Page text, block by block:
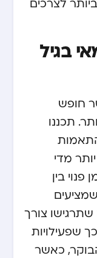
לצרכים
בגיל
מאפשר חופש
תכננו
מדי
בין
שתרגישו צורך
שפעילויות
כאשר